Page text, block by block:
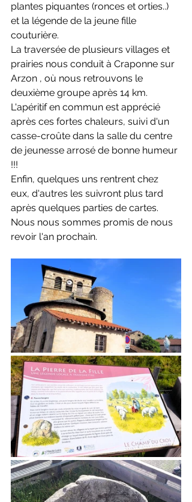
plantes piquantes (ronces et orties..)
et la légende de la jeune fille
couturière.
La traversée de plusieurs villages et
prairies nous conduit à Craponne sur
Arzon , où nous retrouvons le
deuxième groupe après 14 km.
L'apéritif en commun est apprécié
après ces fortes chaleurs, suivi d'un
casse-croûte dans la salle du centre
de jeunesse arrosé de bonne humeur
!!!
Enfin, quelques uns rentrent chez
eux, d'autres les suivront plus tard
après quelques parties de cartes.
Nous nous sommes promis de nous
revoir l'an prochain.